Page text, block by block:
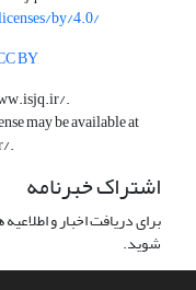
by/4.0/
BY
.
may be available at
.
اشتراک خبرنامه
برای دریافت اخبار و
شوید.